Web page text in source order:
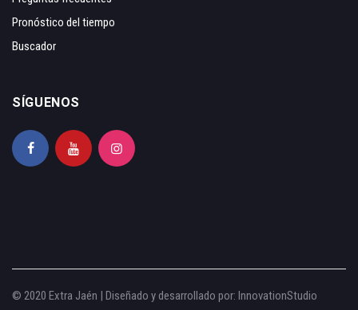
Pronóstico del tiempo
Buscador
SÍGUENOS
© 2020 Extra Jaén | Diseñado y desarrollado por: InnovationStudio